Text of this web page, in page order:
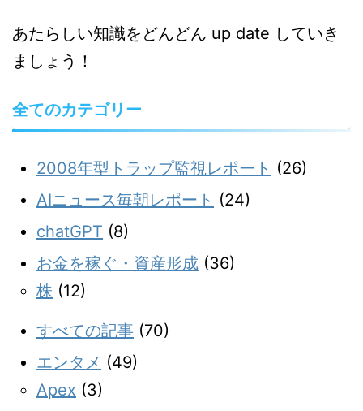
あたらしい知識をどんどん up date していき
ましょう！
全てのカテゴリー
2008年型トラップ監視レポート (26)
AIニュース毎朝レポート (24)
chatGPT (8)
お金を稼ぐ・資産形成 (36)
株 (12)
すべての記事 (70)
エンタメ (49)
Apex (3)